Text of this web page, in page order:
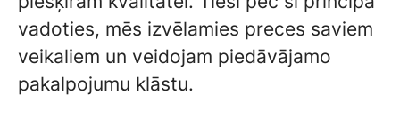
vadoties, mēs izvēlamies preces saviem
veikaliem un veidojam piedāvājamo
pakalpojumu klāstu.